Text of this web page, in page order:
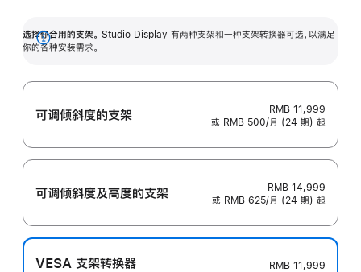
选择你合用的支架。 Studio Display 有两种支架和一种支架转换器可选，以满足
你的各种安装需求。
展
可调倾斜度的支架
RMB 11,999
或 RMB 500/月 (24 期) 起
可调倾斜度及高‍度的支‍架
RMB 14,999
或 RMB 625/月 (24 期) 起
VESA 支架转换器
RMB 11,999